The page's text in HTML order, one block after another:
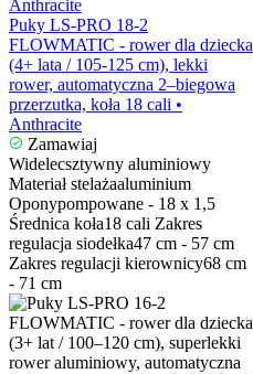
Puky LS-PRO 18-2
FLOWMATIC - rower dla dziecka
(4+ lata / 105-125 cm), lekki
rower, automatyczna 2–biegowa
przerzutka, koła 18 cali •
Anthracite
Zamawiaj
Widelecsztywny aluminiowy
Materiał stelażaaluminium
Oponypompowane - 18 x 1,5
Średnica koła18 cali Zakres
regulacja siodełka47 cm - 57 cm
Zakres regulacji kierownicy68 cm
- 71 cm